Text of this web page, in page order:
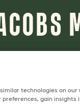
Секрет
интенсивной
итальянских
technologies on
gain insights